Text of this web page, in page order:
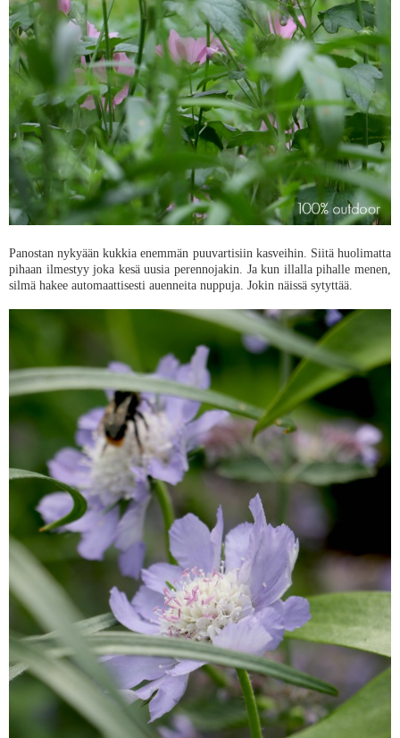
Panostan nykyään kukkia enemmän puuvartisiin kasveihin. Siitä huolimatta
pihaan ilmestyy joka kesä uusia perennojakin. Ja kun illalla pihalle menen,
silmä hakee automaattisesti auenneita nuppuja. Jokin näissä sytyttää.